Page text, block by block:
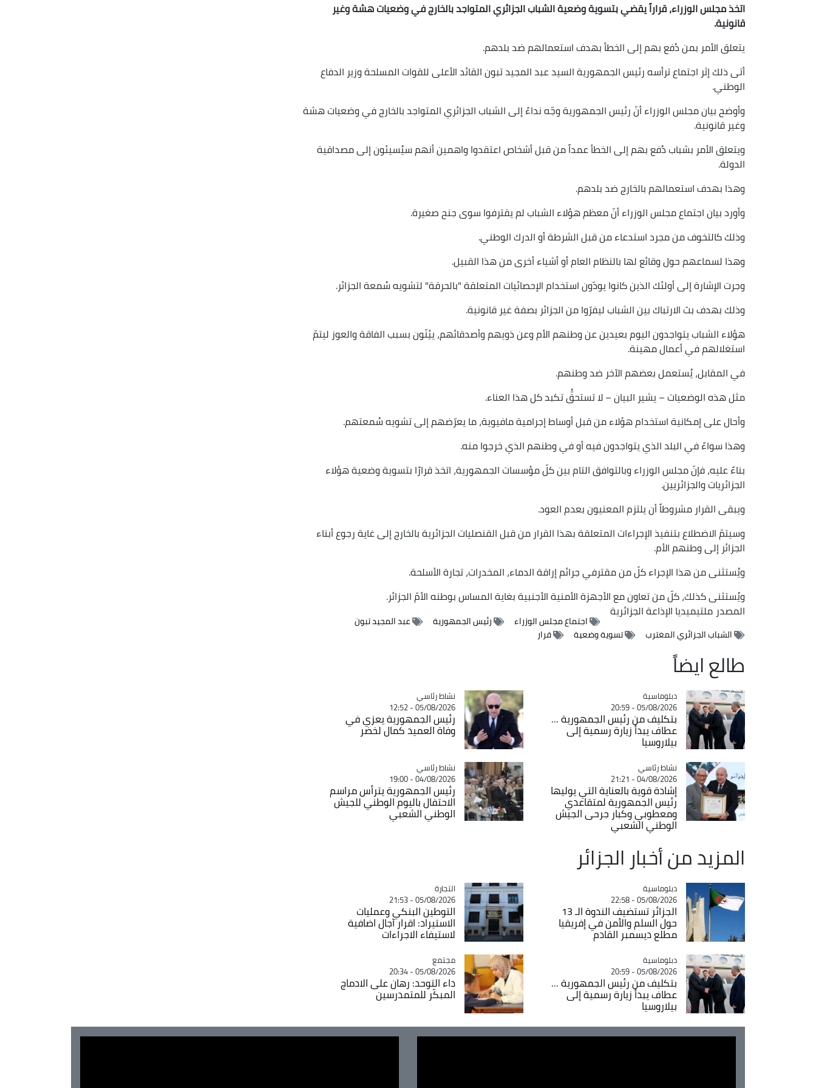
اتخذ مجلس الوزراء، قراراً يقضي بتسوية وضعية الشباب الجزائري المتواجد بالخارج في وضعيات هشة وغير
قانونية.
يتعلق الأمر بمن دُفع بهم إلى الخطأ بهدف استعمالهم ضد بلدهم.
أتى ذلك إثر اجتماع ترأسه رئيس الجمهورية السيد عبد المجيد تبون القائد الأعلى للقوات المسلحة وزير الدفاع
الوطني.
وأوضح بيان مجلس الوزراء أنّ رئيس الجمهورية وجّه نداءً إلى الشباب الجزائري المتواجد بالخارج في وضعيات هشة
وغير قانونية.
ويتعلق الأمر بشباب دُفع بهم إلى الخطأ عمداً من قبل أشخاص اعتقدوا واهمين أنهم سيُسيئون إلى مصداقية
الدولة.
وهذا بهدف استعمالهم بالخارج ضد بلدهم.
وأورد بيان اجتماع مجلس الوزراء أنّ معظم هؤلاء الشباب لم يقترفوا سوى جنح صغيرة.
وذلك كالتخوف من مجرد استدعاء من قبل الشرطة أو الدرك الوطني.
وهذا لسماعهم حول وقائع لها بالنظام العام أو أشياء أخرى من هذا القبيل.
وجرت الإشارة إلى أولئك الذين كانوا يودّون استخدام الإحصائيات المتعلقة "بالحرقة" لتشويه سُمعة الجزائر.
وذلك بهدف بث الارتباك بين الشباب ليفرّوا من الجزائر بصفة غير قانونية.
هؤلاء الشباب يتواجدون اليوم بعيدين عن وطنهم الأم وعن ذويهم وأصدقائهم، يئِنّون بسبب الفاقة والعوز ليتمّ
استغلالهم في أعمال مهينة.
في المقابل، يُستعمل بعضهم الآخر ضد وطنهم.
مثل هذه الوضعيات – يشير البيان – لا تستحقُّ تكبد كل هذا العناء.
وأحال على إمكانية استخدام هؤلاء من قبل أوساط إجرامية مافيوية، ما يعرّضهم إلى تشويه سُمعتهم.
وهذا سواءً في البلد الذي يتواجدون فيه أو في وطنهم الذي خرجوا منه.
بناءً عليه، فإنّ مجلس الوزراء وبالتوافق التام بين كلّ مؤسسات الجمهورية، اتخذ قرارًا بتسوية وضعية هؤلاء
الجزائريات والجزائريين.
ويبقى القرار مشروطاً أن يلتزم المعنيون بعدم العود.
وسيتمّ الاضطلاع بتنفيذ الإجراءات المتعلقة بهذا القرار من قبل القنصليات الجزائرية بالخارج إلى غاية رجوع أبناء
الجزائر إلى وطنهم الأم.
ويُستثنى من هذا الإجراء كلّ من مقترفي جرائم إراقة الدماء، المخدرات، تجارة الأسلحة.
ويُستثنى كذلك، كلّ من تعاون مع الأجهزة الأمنية الأجنبية بغاية المساس بوطنه الأمّ الجزائر.
المصدر ملتيميديا الإذاعة الجزائرية
اجتماع مجلس الوزراء رئيس الجمهورية
عبد المجيد تبون
الشباب الجزائري المغترب
تسوية وضعية قرار
طالع ايضاً
Catégorie
دبلوماسية
05/08/2026 - 20:59
بتكليف من رئيس الجمهورية ...
عطاف يبدأ زيارة رسمية إلى
بيلاروسيا
Catégorie
نشاط رئاسي
05/08/2026 - 12:52
رئيس الجمهورية يعزي في
وفاة العميد كمال لخضر
Catégorie
نشاط رئاسي
04/08/2026 - 21:21
إشادة قوية بالعناية التي يوليها
رئيس الجمهورية لمتقاعدي
ومعطوبي وكبار جرحى الجيش
الوطني الشعبي
Catégorie
نشاط رئاسي
04/08/2026 - 19:00
رئيس الجمهورية يترأس مراسم
الاحتفال باليوم الوطني للجيش
الوطني الشعبي
المزيد من أخبار الجزائر
Catégorie
دبلوماسية
05/08/2026 - 22:58
الجزائر تستضيف الندوة الـ 13
حول السلم والأمن في إفريقيا
مطلع ديسمبر القادم
Catégorie
التجارة
05/08/2026 - 21:53
التوطين البنكي وعمليات
الاستيراد: اقرار آجال اضافية
لاستيفاء الاجراءات
Catégorie
دبلوماسية
05/08/2026 - 20:59
بتكليف من رئيس الجمهورية ...
عطاف يبدأ زيارة رسمية إلى
بيلاروسيا
Catégorie
مجتمع
05/08/2026 - 20:34
داء التوحد: رهان على الادماج
المبكّر للمتمدرسين